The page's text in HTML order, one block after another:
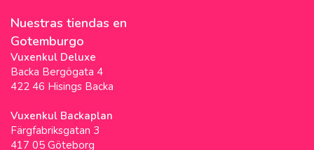
Nuestras tiendas en
Gotemburgo
Vuxenkul Deluxe
Backa Bergögata 4
422 46 Hisings Backa
Vuxenkul Backaplan
Färgfabriksgatan 3
417 05 Göteborg